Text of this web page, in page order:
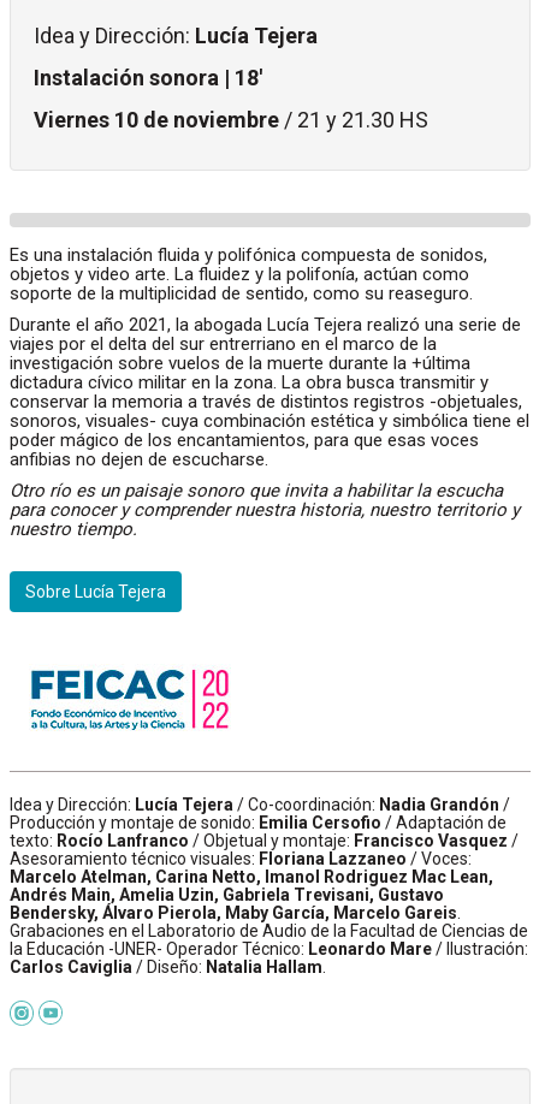
Idea y Dirección: Lucía Tejera
Instalación sonora | 18'
Viernes 10 de noviembre / 21 y 21.30 HS
Es una instalación fluida y polifónica compuesta de sonidos,
objetos y video arte. La fluidez y la polifonía, actúan como
soporte de la multiplicidad de sentido, como su reaseguro.
Durante el año 2021, la abogada Lucía Tejera realizó una serie de
viajes por el delta del sur entrerriano en el marco de la
investigación sobre vuelos de la muerte durante la +última
dictadura cívico militar en la zona. La obra busca transmitir y
conservar la memoria a través de distintos registros -objetuales,
sonoros, visuales- cuya combinación estética y simbólica tiene el
poder mágico de los encantamientos, para que esas voces
anfibias no dejen de escucharse.
Otro río es un paisaje sonoro que invita a habilitar la escucha
para conocer y comprender nuestra historia, nuestro territorio y
nuestro tiempo.
Sobre Lucía Tejera
Idea y Dirección: Lucía Tejera/ Co-coordinación: Nadia Grandón /
Producción y montaje de sonido: Emilia Cersofio / Adaptación de
texto: Rocío Lanfranco / Objetual y montaje: Francisco Vasquez /
Asesoramiento técnico visuales: Floriana Lazzaneo / Voces:
Marcelo Atelman, Carina Netto, Imanol Rodriguez Mac Lean,
Andrés Main, Amelia Uzin, Gabriela Trevisani, Gustavo
Bendersky, Álvaro Pierola, Maby García, Marcelo Gareis.
Grabaciones en el Laboratorio de Audio de la Facultad de Ciencias de
la Educación -UNER- Operador Técnico: Leonardo Mare/ Ilustración:
Carlos Caviglia/ Diseño: Natalia Hallam.